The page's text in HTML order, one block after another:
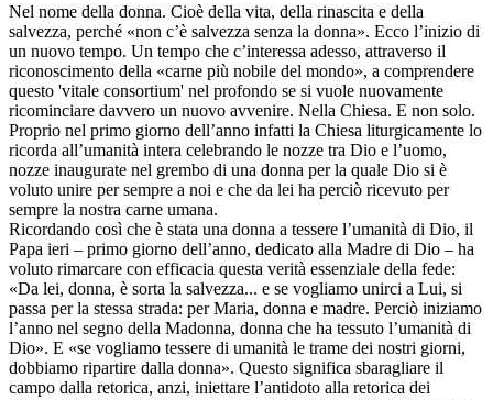
Nel nome della donna. Cioè della vita, della rinascita e della
salvezza, perché «non c’è salvezza senza la donna». Ecco l’inizio di
un nuovo tempo. Un tempo che c’interessa adesso, attraverso il
riconoscimento della «carne più nobile del mondo», a comprendere
questo 'vitale consortium' nel profondo se si vuole nuovamente
ricominciare davvero un nuovo avvenire. Nella Chiesa. E non solo.
Proprio nel primo giorno dell’anno infatti la Chiesa liturgicamente lo
ricorda all’umanità intera celebrando le nozze tra Dio e l’uomo,
nozze inaugurate nel grembo di una donna per la quale Dio si è
voluto unire per sempre a noi e che da lei ha perciò ricevuto per
sempre la nostra carne umana.
Ricordando così che è stata una donna a tessere l’umanità di Dio, il
Papa ieri – primo giorno dell’anno, dedicato alla Madre di Dio – ha
voluto rimarcare con efficacia questa verità essenziale della fede:
«Da lei, donna, è sorta la salvezza... e se vogliamo unirci a Lui, si
passa per la stessa strada: per Maria, donna e madre. Perciò iniziamo
l’anno nel segno della Madonna, donna che ha tessuto l’umanità di
Dio». E «se vogliamo tessere di umanità le trame dei nostri giorni,
dobbiamo ripartire dalla donna». Questo significa sbaragliare il
campo dalla retorica, anzi, iniettare l’antidoto alla retorica dei